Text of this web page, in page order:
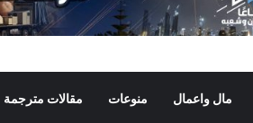
مال واعمال منوعات مقالات مترجمة